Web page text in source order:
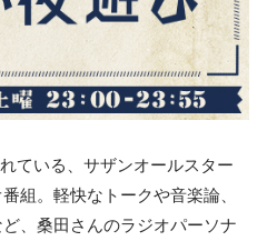
ている、サザンオールスター
組。軽快なトークや音楽論、
、桑田さんのラジオパーソナ